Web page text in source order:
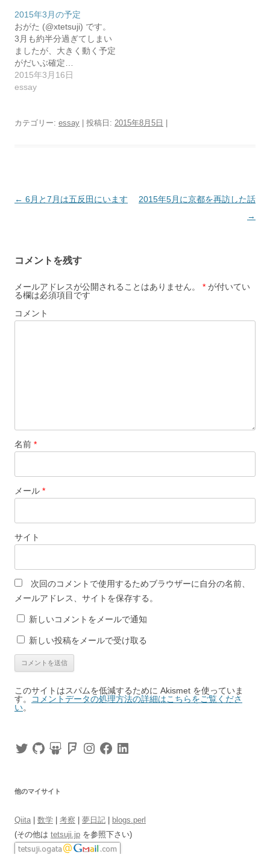
2015年3月の予定
おがた (@xtetsuji) です。
3月も約半分過ぎてしまい
ましたが、大きく動く予定
がだいぶ確定…
2015年3月16日
essay
カテゴリー: essay | 投稿日: 2015年8月5日
投
ゲ
ー
シ
ョ
← 6月と7月は五反田にいます
2015年5月に京都を再訪した話
→
コメントを残す
メールアドレスが公開されることはありません。 * が付いてい
る欄は必須項目です
コメント
名前 *
メール *
サイト
次回のコメントで使用するためブラウザーに自分の名前、
メールアドレス、サイトを保存する。
新しいコメントをメールで通知
新しい投稿をメールで受け取る
このサイトはスパムを低減するために Akismet を使っていま
す。
コメントデータの処理方法の詳細はこちらをご覧くださ
い。
TwitterGitHubSlideShareFoursquare
InstagramFacebookLinkedIn
他のマイサイト
Qiita 数学 考察 夢日記
blogs.perl
(その他は tetsuji.jp を参照下さい)